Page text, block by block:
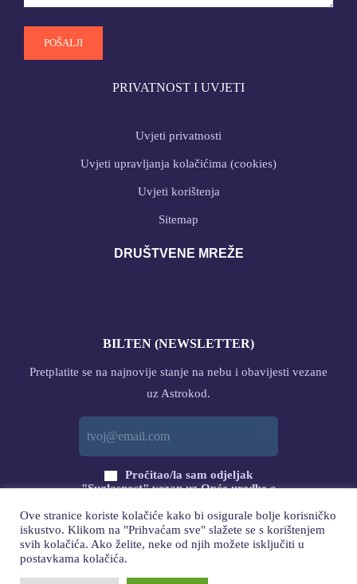
PRIVATNOST I UVJETI
Uvjeti privatnosti
Uvjeti upravljanja kolačićima (cookies)
Uvjeti korištenja
Sitemap
DRUŠTVENE MREŽE
BILTEN (NEWSLETTER)
Pretplatite se na najnovije stanje na nebu i obavijesti vezane
uz Astrokod.
Pročitao/la sam odjeljak
"Suglasnost" vezan uz Opće uredbe o
i DAJEM svoj PRISTANAK
PRETPLATA
Ove stranice koriste kolačiće kako bi osigurale bolje korisničko
iskustvo. Klikom na "Prihvaćam sve" slažete se s korištenjem
svih kolačića. Ako želite, neke od njih možete isključiti u
postavkama kolačića.